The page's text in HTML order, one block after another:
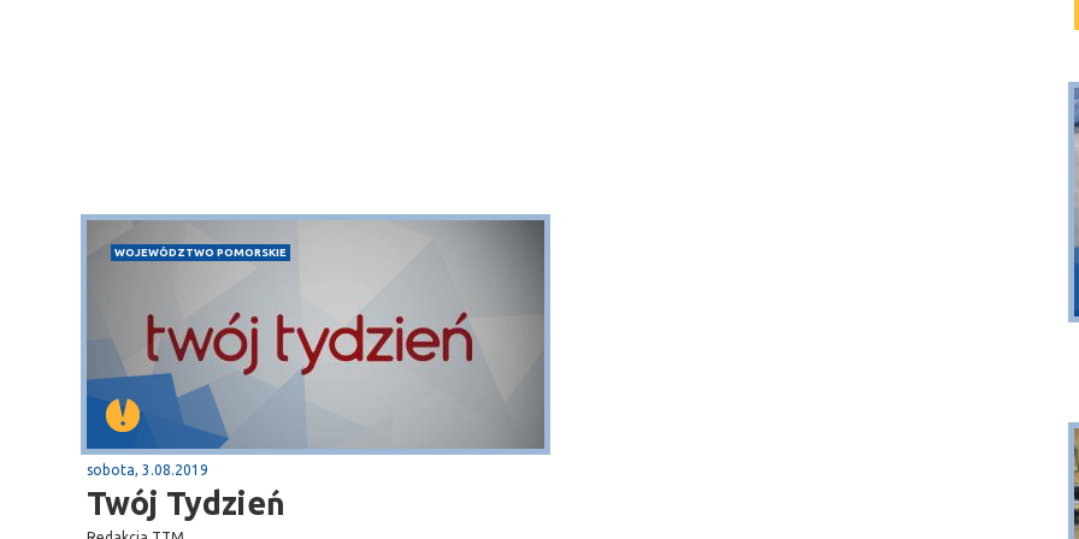
WOJEWÓDZTWO POMORSKIE
sobota, 3.08.2019
Twój Tydzień
Sopot